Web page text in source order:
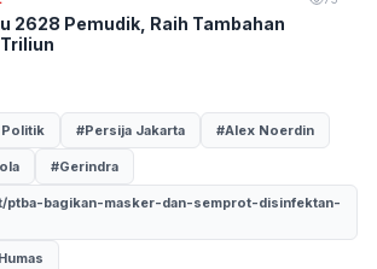
2628 Pemudik, Raih Tambahan
#Persija Jakarta #Alex Noerdin
#Gerindra
ptba-bagikan-masker-dan-semprot-disinfektan-